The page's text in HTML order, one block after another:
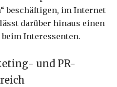
beschäftigen, im Internet
darüber hinaus einen
Interessenten.
und PR-